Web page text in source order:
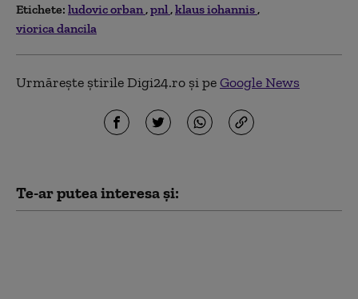
Etichete: ludovic orban pnl klaus iohannis
viorica dancila
Urmărește știrile Digi24.ro și peGoogle News
Te-ar putea interesa și: